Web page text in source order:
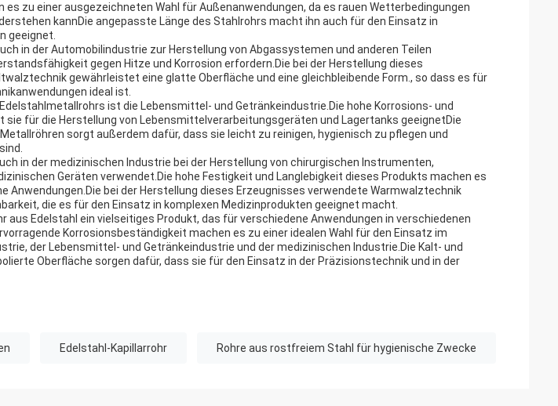
es zu einer ausgezeichneten Wahl für Außenanwendungen, da es rauen Wetterbedingungen
kannDie angepasste Länge des Stahlrohrs macht ihn auch für den Einsatz in
geeignet.
in der Automobilindustrie zur Herstellung von Abgassystemen und anderen Teilen
gegen Hitze und Korrosion erfordern.Die bei der Herstellung dieses
gewährleistet eine glatte Oberfläche und eine gleichbleibende Form., so dass es für
ideal ist.
ist die Lebensmittel- und Getränkeindustrie.Die hohe Korrosions- und
sie für die Herstellung von Lebensmittelverarbeitungsgeräten und Lagertanks geeignetDie
sorgt außerdem dafür, dass sie leicht zu reinigen, hygienisch zu pflegen und
in der medizinischen Industrie bei der Herstellung von chirurgischen Instrumenten,
Geräten verwendet.Die hohe Festigkeit und Langlebigkeit dieses Produkts machen es
Anwendungen.Die bei der Herstellung dieses Erzeugnisses verwendete Warmwalztechnik
die es für den Einsatz in komplexen Medizinprodukten geeignet macht.
aus Edelstahl ein vielseitiges Produkt, das für verschiedene Anwendungen in verschiedenen
Korrosionsbeständigkeit machen es zu einer idealen Wahl für den Einsatz im
der Lebensmittel- und Getränkeindustrie und der medizinischen Industrie.Die Kalt- und
Oberfläche sorgen dafür, dass sie für den Einsatz in der Präzisionstechnik und in der
Edelstahl-Kapillarrohr Rohre aus rostfreiem Stahl für hygienische Zwecke